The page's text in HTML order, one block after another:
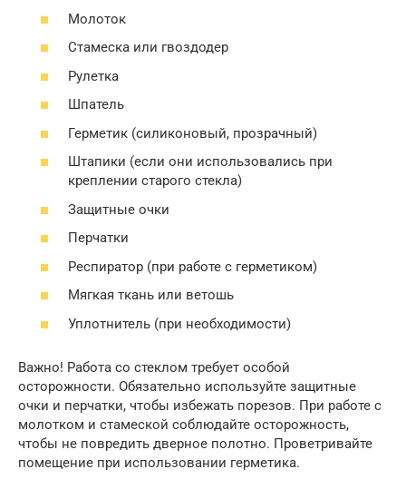
Молоток
Стамеска или гвоздодер
Рулетка
Шпатель
Герметик (силиконовый, прозрачный)
Штапики (если они использовались при
креплении старого стекла)
Защитные очки
Перчатки
Респиратор (при работе с герметиком)
Мягкая ткань или ветошь
Уплотнитель (при необходимости)
Важно! Работа со стеклом требует особой
осторожности. Обязательно используйте защитные
очки и перчатки, чтобы избежать порезов. При работе с
молотком и стамеской соблюдайте осторожность,
чтобы не повредить дверное полотно. Проветривайте
помещение при использовании герметика.